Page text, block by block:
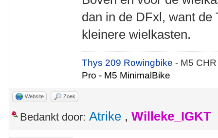
dan in de DFxl, want de
kleinere wielkasten.
Thys 209 Rowingbike- M5
Pro - M5 MinimalBike
Website Zoek
Bedankt door: Atrike , Willeke_IGKT